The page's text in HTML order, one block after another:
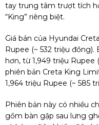
tay trung tâm trượt tích
“King” riêng biệt.
Giá bán của Hyundai
Rupee (~ 532 triệu
hơn, từ 1,949 triệu Rupee
phiên bản Creta King
1,964 triệu Rupee (~ 585
Phiên bản này có nhiều
gồm bàn gập sau lưng